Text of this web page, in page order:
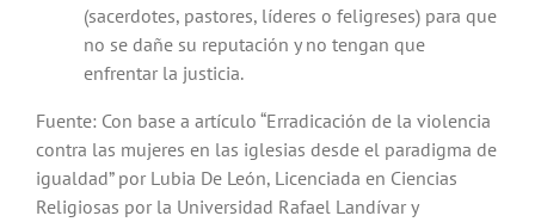
(sacerdotes, pastores, líderes o feligreses) para que
no se dañe su reputación y no tengan que
enfrentar la justicia.
Fuente: Con base a artículo “Erradicación de la violencia
contra las mujeres en las iglesias desde el paradigma de
igualdad” por Lubia De León, Licenciada en Ciencias
Religiosas por la Universidad Rafael Landívar y